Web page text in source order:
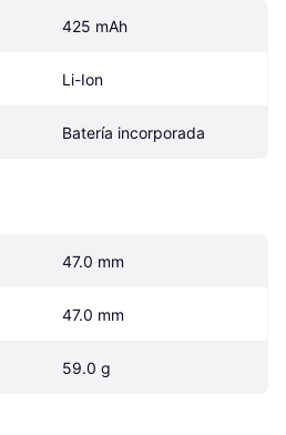
425 mAh
Li-Ion
Batería incorporada
47.0 mm
47.0 mm
59.0 g